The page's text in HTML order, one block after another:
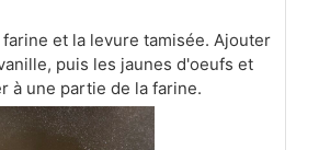
et la levure tamisée. Ajouter
puis les jaunes d'oeufs et
à une partie de la farine.